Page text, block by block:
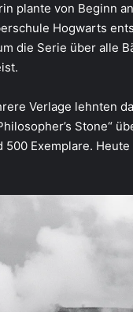
plante von Beginn
Hogwarts
die Serie über alle
Verlage lehnten
Stone“
Exemplare.